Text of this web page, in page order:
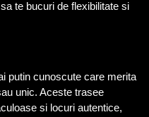
te bucuri de flexibilitate si
putin cunoscute care merita
unic. Aceste trasee
si locuri autentice,